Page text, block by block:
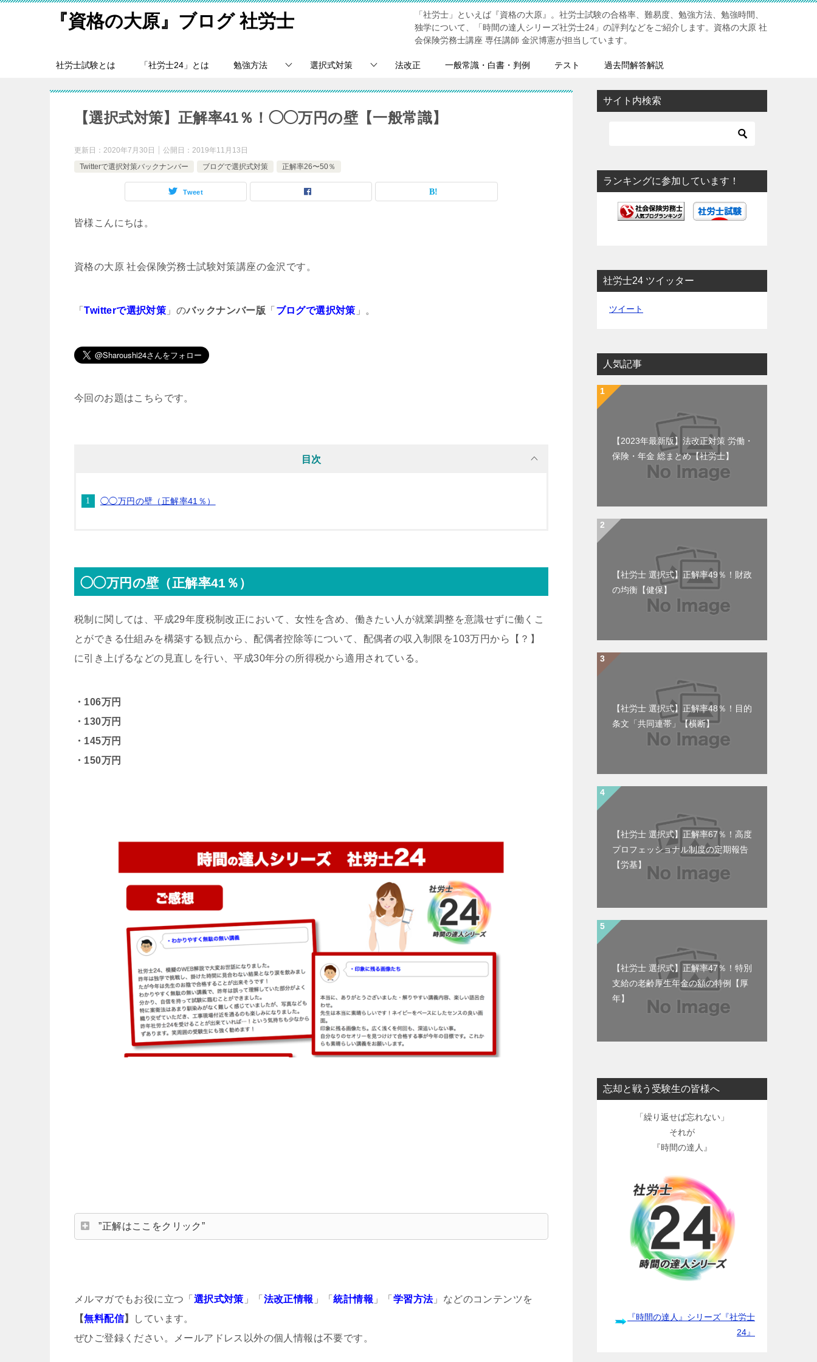
『資格の大原』ブログ 社労士
「社労士」といえば『資格の大原』。社労士試験の合格率、難易度、勉強方法、勉強時間、
独学について、「時間の達人シリーズ社労士24」の評判などをご紹介します。資格の大原 社
会保険労務士講座 専任講師 金沢博憲が担当しています。
社労士試験とは 「社労士24」とは 勉強方法 選択式対策 法改正 一般常識・白書・判例 テスト 過去問解答解説
【選択式対策】正解率41％！◯◯万円の壁【一般常識】
更新日： 2020年7月30日 公開日： 2019年11月13日
Twitterで選択対策バックナンバー
ブログで選択式対策 正解率26〜50％
Tweet
皆様こんにちは。
資格の大原 社会保険労務士試験対策講座の金沢です。
「Twitterで選択対策 」のバックナンバー版 「 ブログで選択対策 」。
今回のお題はこちらです。
目次
◯◯万円の壁（正解率41％）
◯◯万円の壁（正解率41％）
税制に関しては、平成29年度税制改正において、女性を含め、働きたい人が就業調整を意識せずに働くこ
とができる仕組みを構築する観点から、配偶者控除等について、配偶者の収入制限を103万円から【？】
に引き上げるなどの見直しを行い、平成30年分の所得税から適用されている。
・106万円
・130万円
・145万円
・150万円
”正解はここをクリック”
メルマガでもお役に立つ「 選択式対策 」「 法改正情報 」「統計情報 」「 学習方法」などのコンテンツを
【無料配信】
しています。
ぜひご登録ください。メールアドレス以外の個人情報は不要です。
サイト内検索
ランキングに参加しています！
社労士24 ツイッター
ツイート
人気記事
【2023年最新版】法改正対策 労働・
保険・年金 総まとめ【社労士】
【社労士 選択式】正解率49％！財政
の均衡【健保】
【社労士 選択式】正解率48％！目的
条文「共同連帯」【横断】
【社労士 選択式】正解率67％！高度
プロフェッショナル制度の定期報告
【労基】
【社労士 選択式】正解率47％！特別
支給の老齢厚生年金の額の特例【厚
年】
忘却と戦う受験生の皆様へ
「繰り返せば忘れない」
それが
『時間の達人』
『時間の達人』シリーズ『社労士
24』